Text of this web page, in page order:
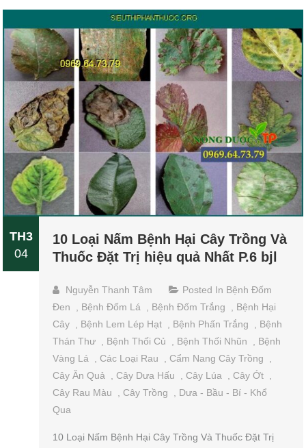
TH3
04
10 Loại Nấm Bệnh Hại Cây Trồng Và
Thuốc Đặt Trị hiệu quả Nhất P.6 bjl
Nguyễn Thanh Tâm Posted In Bệnh Đốm
Đen
, Bệnh Đốm Lá , Bệnh Đốm Trắng , Bệnh Hại
Cây , Bệnh Lem Lép Hạt , Bệnh Phấn Trắng , Bệnh
Thán Thư , Bệnh Thối Củ , Bệnh Thối Nhũn , Bệnh
Vàng Lá , Các Loại Rau , Cẩm Nang Cây Trồng
,
Cây Ăn Quả , Cây Dưa Hấu , Cây Lúa , Cây Ớt ,
Cây Rau Màu
, Cây Trồng , Dưa - Bầu - Bí - Khổ
Qua
10 Loại Nấm Bệnh Hại Cây Trồng Và Thuốc Đặt Trị